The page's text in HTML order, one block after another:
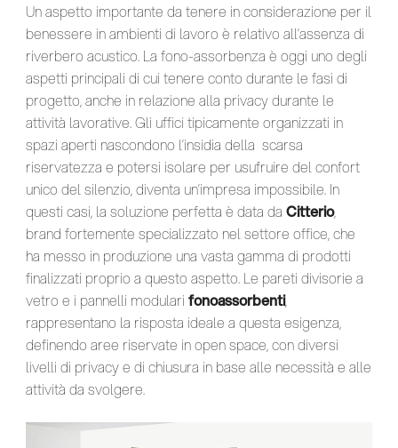
Un aspetto importante da tenere in considerazione per il
benessere in ambienti di lavoro è relativo all’assenza di
riverbero acustico. La fono-assorbenza è oggi uno degli
aspetti principali di cui tenere conto durante le fasi di
progetto, anche in relazione alla privacy durante le
attività lavorative. Gli uffici tipicamente organizzati in
spazi aperti nascondono l’insidia della scarsa
riservatezza e potersi isolare per usufruire del confort
unico del silenzio, diventa un’impresa impossibile. In
questi casi, la soluzione perfetta è data da Citterio,
brand fortemente specializzato nel settore office, che
ha messo in produzione una vasta gamma di prodotti
finalizzati proprio a questo aspetto. Le pareti divisorie a
vetro e i pannelli modulari fonoassorbenti,
rappresentano la risposta ideale a questa esigenza,
definendo aree riservate in open space, con diversi
livelli di privacy e di chiusura in base alle necessità e alle
attività da svolgere.